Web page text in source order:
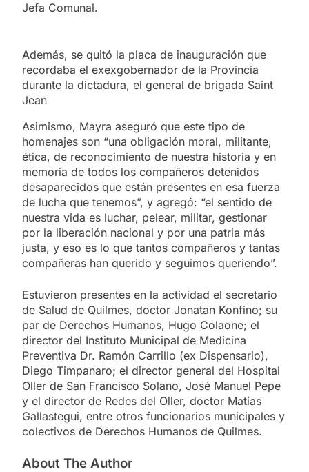
Jefa Comunal.
Además, se quitó la placa de inauguración que
recordaba el exexgobernador de la Provincia
durante la dictadura, el general de brigada Saint
Jean
Asimismo, Mayra aseguró que este tipo de
homenajes son “una obligación moral, militante,
ética, de reconocimiento de nuestra historia y en
memoria de todos los compañeros detenidos
desaparecidos que están presentes en esa fuerza
de lucha que tenemos”, y agregó: “el sentido de
nuestra vida es luchar, pelear, militar, gestionar
por la liberación nacional y por una patria más
justa, y eso es lo que tantos compañeros y tantas
compañeras han querido y seguimos queriendo”.
Estuvieron presentes en la actividad el secretario
de Salud de Quilmes, doctor Jonatan Konfino; su
par de Derechos Humanos, Hugo Colaone; el
director del Instituto Municipal de Medicina
Preventiva Dr. Ramón Carrillo (ex Dispensario),
Diego Timpanaro; el director general del Hospital
Oller de San Francisco Solano, José Manuel Pepe
y el director de Redes del Oller, doctor Matías
Gallastegui, entre otros funcionarios municipales y
colectivos de Derechos Humanos de Quilmes.
About The Author